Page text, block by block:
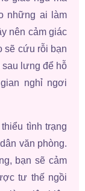
những ai làm
nên cảm giác
sẽ cứu rỗi bạn
sau lưng để hỗ
nghỉ ngơi
tình trạng
văn phòng.
bạn sẽ cảm
tư thế ngồi